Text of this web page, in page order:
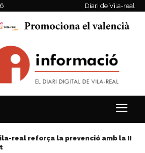
Diari de Vila-real
real reforça la prevenció amb la II